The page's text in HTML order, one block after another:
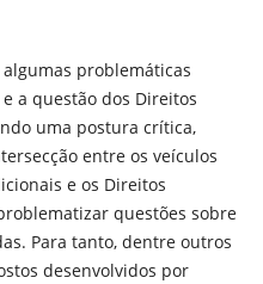
problemáticas
a questão dos Direitos
uma postura crítica,
entre os veículos
e os Direitos
questões sobre
Para tanto, dentre outros
desenvolvidos por